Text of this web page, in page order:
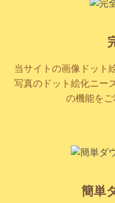
当サイトの画像ドット
写真のドット絵化ニー
の機能をご
簡単